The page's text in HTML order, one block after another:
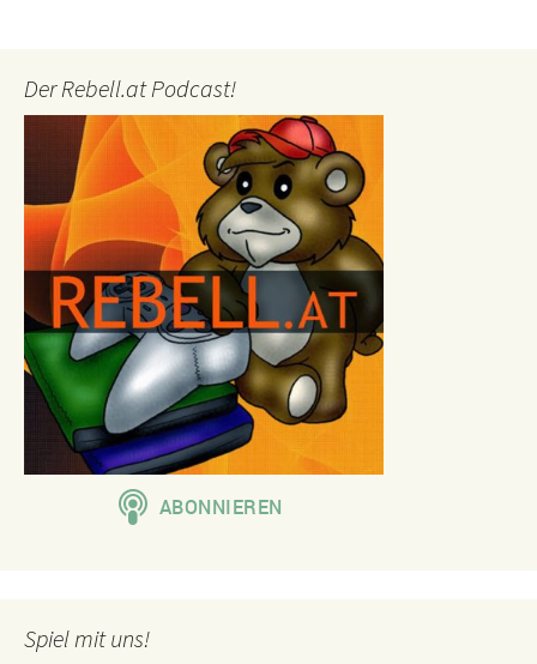
Der Rebell.at Podcast!
Spiel mit uns!